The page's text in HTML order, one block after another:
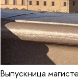
Выпускница